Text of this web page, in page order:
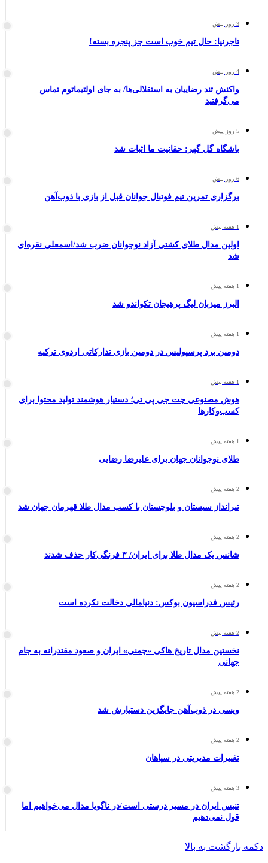
3 روز پیش
تاجرنیا: حال تیم خوب است جز پنجره بسته!
4 روز پیش
واکنش تند رضاییان به استقلالی‌ها/ به جای اولتیماتوم تماس
می‌گرفتید
5 روز پیش
باشگاه گل گهر: حقانیت ما اثبات شد
6 روز پیش
برگزاری تمرین تیم فوتبال جوانان قبل از بازی با ذوب‌آهن
1 هفته پیش
اولین مدال طلای کشتی آزاد نوجوانان ضرب شد/اسمعلی نقره‌ای
شد
1 هفته پیش
البرز میزبان لیگ پرهیجان تکواندو شد
1 هفته پیش
دومین برد پرسپولیس در دومین بازی تدارکاتی اردوی ترکیه
1 هفته پیش
هوش مصنوعی چت جی پی تی؛ دستیار هوشمند تولید محتوا برای
کسب‌وکارها
1 هفته پیش
طلای نوجوانان جهان برای علیرضا رضایی
2 هفته پیش
تیرانداز سیستان و بلوچستان با کسب مدال طلا قهرمان جهان شد
2 هفته پیش
شانس یک مدال طلا برای ایران/ ۳ فرنگی‌کار حذف شدند
2 هفته پیش
رئیس فدراسیون بوکس: دنیامالی دخالت نکرده است
2 هفته پیش
نخستین مدال تاریخ هاکی «چمنی» ایران و صعود مقتدرانه به جام
جهانی
2 هفته پیش
ویسی در ذوب‌آهن جایگزین دستیارش شد
2 هفته پیش
تغییرات مدیریتی در سپاهان
3 هفته پیش
تنیس ایران در مسیر درستی است/در ناگویا مدال می‌خواهیم اما
قول نمی‌دهیم
دکمه بازگشت به بالا